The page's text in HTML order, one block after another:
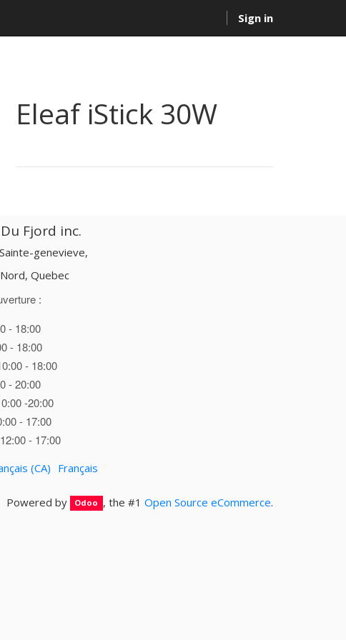
Sign in
Eleaf iStick 30W
Fjord inc.
genevieve,
Quebec
:
- 18:00
- 18:00
- 18:00
- 20:00
-20:00
- 17:00
- 17:00
(CA) Français
Powered by Odoo , the #1 Open Source eCommerce.